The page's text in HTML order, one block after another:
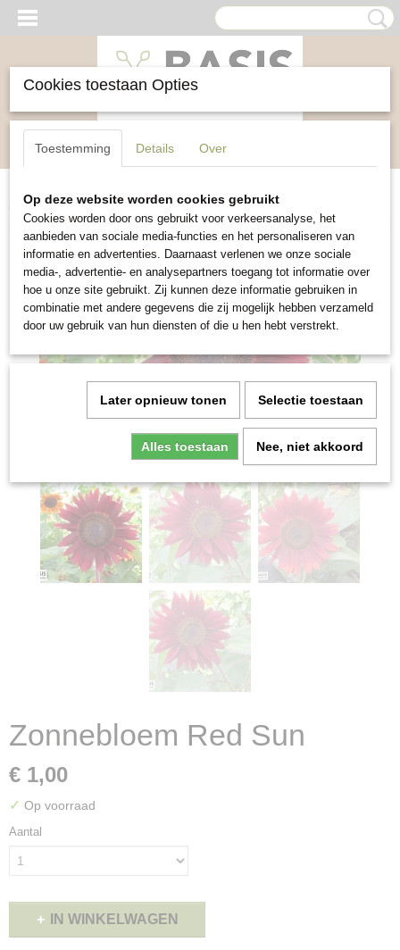
Inloggen Registreren
Home>Bloemen>Zonnebloem Red Sun
Zonnebloem Red Sun
€ 1,00
✓ Op voorraad
Aantal
IN WINKELWAGEN
Cookies toestaan Opties
Toestemming Details Over
Op deze website worden cookies gebruikt
Cookies worden door ons gebruikt voor verkeersanalyse, het
aanbieden van sociale media-functies en het personaliseren van
informatie en advertenties. Daarnaast verlenen we onze sociale
media-, advertentie- en analysepartners toegang tot informatie over
hoe u onze site gebruikt. Zij kunnen deze informatie gebruiken in
combinatie met andere gegevens die zij mogelijk hebben verzameld
door uw gebruik van hun diensten of die u hen hebt verstrekt.
Later opnieuw tonen Selectie toestaan
Alles toestaan Nee, niet akkoord